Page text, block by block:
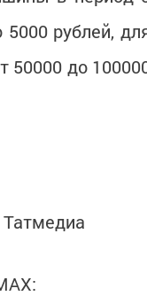
рублей,
50000 до
Татмедиа